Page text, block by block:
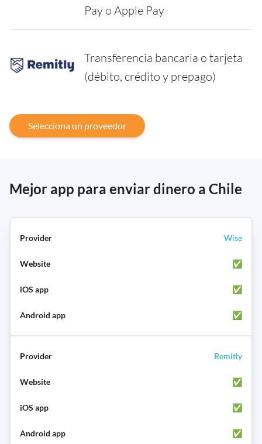
Pay o Apple Pay
Transferencia bancaria o tarjeta
(débito, crédito y prepago)
Selecciona un proveedor
Mejor app para enviar dinero a Chile
Wise
✅
✅
✅
Remitly
✅
✅
✅